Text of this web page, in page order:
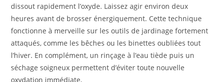
dissout rapidement l’oxyde. Laissez agir environ deux
heures avant de brosser énergiquement. Cette technique
fonctionne à merveille sur les outils de jardinage fortement
attaqués, comme les bêches ou les binettes oubliées tout
l’hiver. En complément, un rinçage à l’eau tiède puis un
séchage soigneux permettent d’éviter toute nouvelle
oxydation immédiate.